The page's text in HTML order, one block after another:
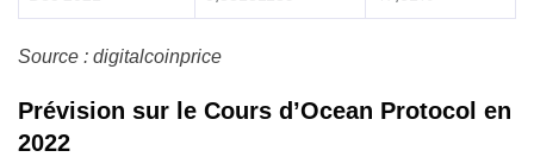
Source : digitalcoinprice
Prévision sur le Cours d’Ocean Protocol en
2022